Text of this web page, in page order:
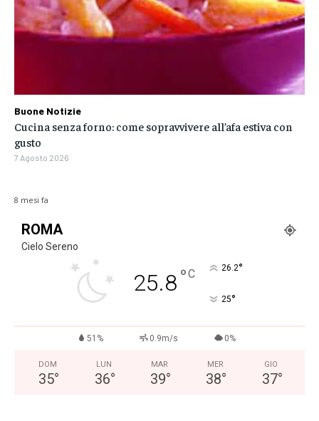
ROMA
Cielo Sereno
25.8°C 26.2°
25°
51% 0.9m/s 0%
DOM
35°
LUN
36°
MAR
39°
MER
38°
GIO
37°
8 mesi fa
Buone Notizie
Cucina senza forno: come sopravvivere all’afa estiva con
gusto
7 Agosto 2026